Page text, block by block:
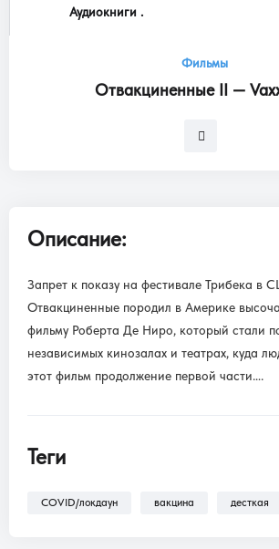
Аудиокниги .
Фильмы
Отвакциненные II —
Описание:
Запрет к показу на фестивале Трибека в
Отвакциненные породил в Америке
фильму Роберта Де Ниро, который стали
независимых кинозалах и театрах, куда
этот фильм продолжение первой части….
Теги
COVID/локдаун вакцина десткая